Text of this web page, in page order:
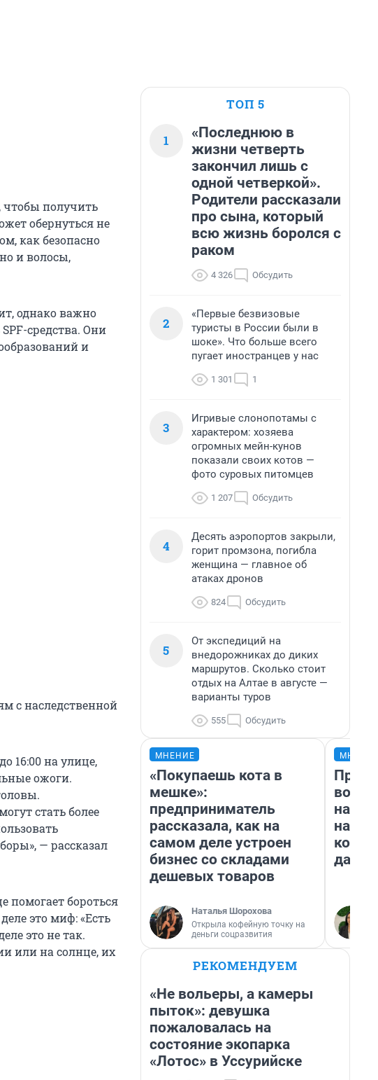
чтобы получить
обернуться не
как безопасно
и волосы,
однако важно
средства. Они
и
с наследственной
16:00 на улице,
ожоги.
стать более
— рассказал
помогает бороться
это миф: «Есть
это не так.
или на солнце, их
ТОП 5
1
«Последнюю в
жизни четверть
закончил лишь с
одной четверкой».
Родители рассказали
про сына, который
всю жизнь боролся с
раком
4 326 Обсудить
2
«Первые безвизовые
туристы в России были в
шоке». Что больше всего
пугает иностранцев у нас
1 301 1
3
Игривые слонопотамы с
характером: хозяева
огромных мейн-кунов
показали своих котов —
фото суровых питомцев
1 207 Обсудить
4
Десять аэропортов закрыли,
горит промзона, погибла
женщина — главное об
атаках дронов
824 Обсудить
5
От экспедиций на
внедорожниках до диких
маршрутов. Сколько стоит
отдых на Алтае в августе —
варианты туров
555 Обсудить
МНЕНИЕ
«Покупаешь кота в
мешке»:
предприниматель
рассказала, как на
самом деле устроен
бизнес со складами
дешевых товаров
Наталья Шорохова
Открыла кофейную точку на
деньги соцразвития
нам
даже
РЕКОМЕНДУЕМ
«Не вольеры, а камеры
пыток»: девушка
пожаловалась на
состояние экопарка
«Лотос» в Уссурийске